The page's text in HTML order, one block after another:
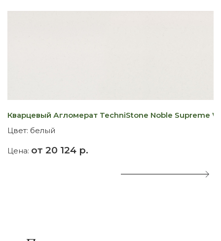
Кварцевый Агломерат TechniStone Noble Supreme
Цвет: белый
Цена: от 20 124 р.